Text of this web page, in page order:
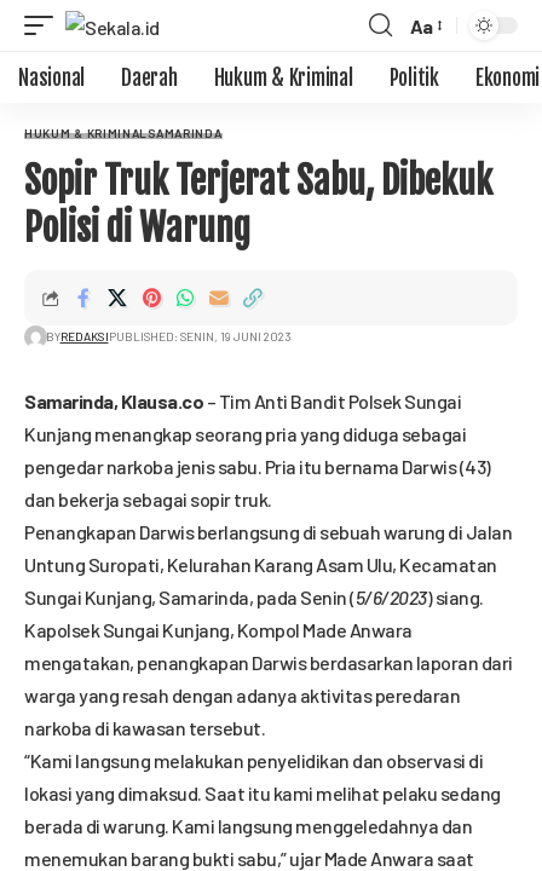
Aa
Nasional Daerah Hukum & Kriminal Politik Ekonomi
HUKUM & KRIMINALSAMARINDA
Sopir Truk Terjerat Sabu, Dibekuk
Polisi di Warung
BYREDAKSIPUBLISHED: SENIN, 19 JUNI 2023
Samarinda, Klausa.co – Tim Anti Bandit Polsek Sungai
Kunjang menangkap seorang pria yang diduga sebagai
pengedar narkoba jenis sabu. Pria itu bernama Darwis (43)
dan bekerja sebagai sopir truk.
Penangkapan Darwis berlangsung di sebuah warung di Jalan
Untung Suropati, Kelurahan Karang Asam Ulu, Kecamatan
Sungai Kunjang, Samarinda, pada Senin (5/6/2023) siang.
Kapolsek Sungai Kunjang, Kompol Made Anwara
mengatakan, penangkapan Darwis berdasarkan laporan dari
warga yang resah dengan adanya aktivitas peredaran
narkoba di kawasan tersebut.
“Kami langsung melakukan penyelidikan dan observasi di
lokasi yang dimaksud. Saat itu kami melihat pelaku sedang
berada di warung. Kami langsung menggeledahnya dan
menemukan barang bukti sabu,” ujar Made Anwara saat